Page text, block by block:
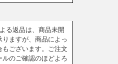
る返品は、商品未開
ますが、商品によっ
ございます。ご注文
のご確認のほどよろ